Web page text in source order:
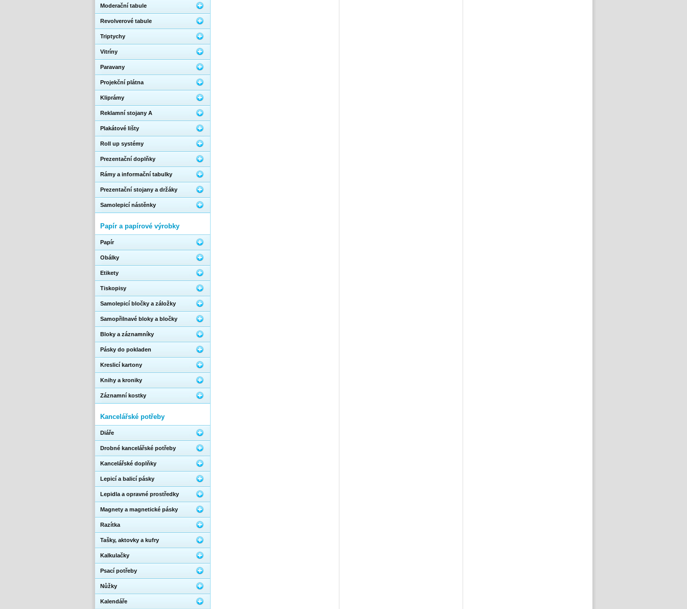
Moderační tabule
Revolverové tabule
Triptychy
Vitríny
Paravany
Projekční plátna
Kliprámy
Reklamní stojany A
Plakátové lišty
Roll up systémy
Prezentační doplňky
Rámy a informační tabulky
Prezentační stojany a držáky
Samolepicí nástěnky
Papír a papírové výrobky
Papír
Obálky
Etikety
Tiskopisy
Samolepicí bločky a záložky
Samopřilnavé bloky a bločky
Bloky a záznamníky
Pásky do pokladen
Kreslicí kartony
Knihy a kroniky
Záznamní kostky
Kancelářské potřeby
Diáře
Drobné kancelářské potřeby
Kancelářské doplňky
Lepicí a balicí pásky
Lepidla a opravné prostředky
Magnety a magnetické pásky
Razítka
Tašky, aktovky a kufry
Kalkulačky
Psací potřeby
Nůžky
Kalendáře